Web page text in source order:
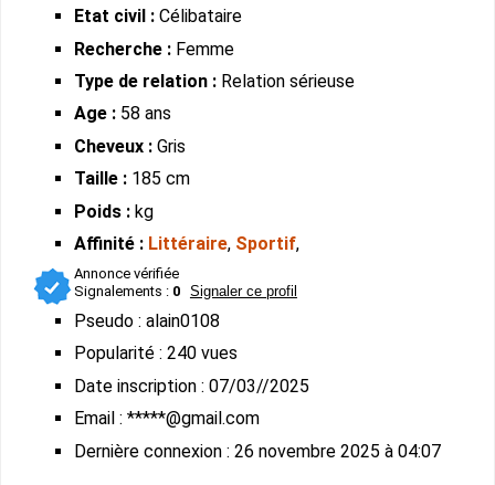
Etat civil : Célibataire
Recherche : Femme
Type de relation : Relation sérieuse
Age : 58 ans
Cheveux : Gris
Taille : 185 cm
Poids : kg
Affinité : Littéraire, Sportif,
Annonce vérifiée
Signalements : 0 Signaler ce profil
Pseudo : alain0108
Popularité : 240 vues
Date inscription : 07/03//2025
Email : *****@gmail.com
Dernière connexion : 26 novembre 2025 à 04:07